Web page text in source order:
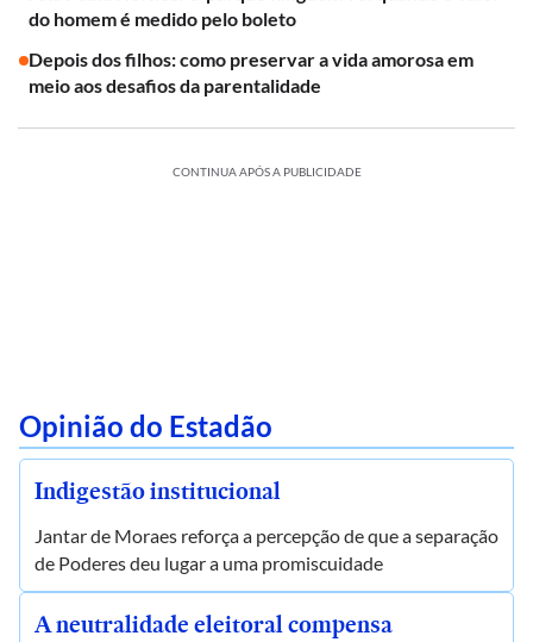
do homem é medido pelo boleto
Depois dos filhos: como preservar a vida amorosa em
meio aos desafios da parentalidade
CONTINUA APÓS A PUBLICIDADE
Opinião do Estadão
Indigestão institucional
Jantar de Moraes reforça a percepção de que a separação
de Poderes deu lugar a uma promiscuidade
A neutralidade eleitoral compensa